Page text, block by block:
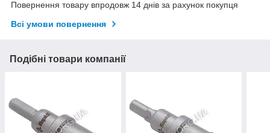
Повернення товару впродовж 14 днів за рахунок покупця
Всі умови повернення
Подібні товари компанії